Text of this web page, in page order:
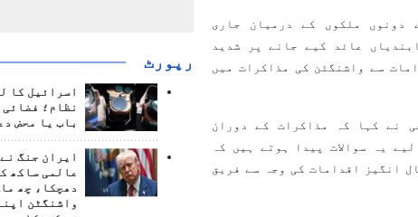
دونوں ملکوں کے درمیان جاری
عائد کیے جانے پر شدید
سے واشنگٹن کی مذاکرات میں
نے کہا کہ مذاکرات کے دوران
یہ سوالات پیدا ہوتے ہیں کہ
انگیز اقدامات کی وجہ سے فریق
رپورٹ
اسرائیل کا
نظام؛ فضائی
باب یا محض
ایران جنگ
عالمی ساکھ
دھچکا، چھ
واشنگٹن